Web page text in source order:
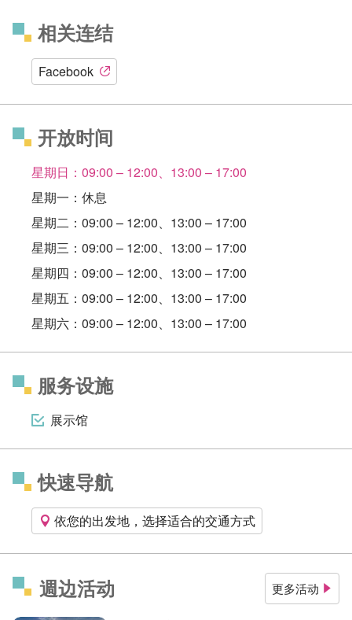
相关连结
Facebook
开放时间
星期日：09:00 – 12:00、13:00 – 17:00
星期一：休息
星期二：09:00 – 12:00、13:00 – 17:00
星期三：09:00 – 12:00、13:00 – 17:00
星期四：09:00 – 12:00、13:00 – 17:00
星期五：09:00 – 12:00、13:00 – 17:00
星期六：09:00 – 12:00、13:00 – 17:00
服务设施
展示馆
快速导航
依您的出发地，选择适合的交通方式
週边活动 更多活动